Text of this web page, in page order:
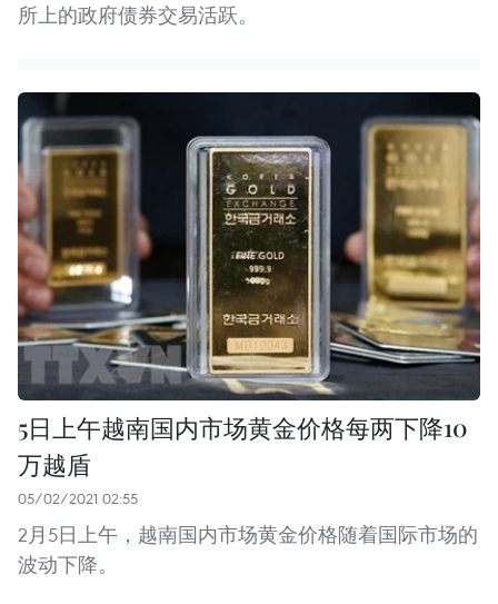
所上的政府债券交易活跃。
5日上午越南国内市场黄金价格每两下降10
万越盾
05/02/2021 02:55
2月5日上午，越南国内市场黄金价格随着国际市场的
波动下降。